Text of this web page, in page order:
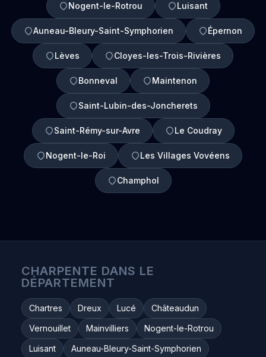
Nogent-le-Rotrou Luisant
Auneau-Bleury-Saint-Symphorien Épernon
Lèves Cloyes-les-Trois-Rivières
Bonneval Maintenon
Saint-Lubin-des-Joncherets
Saint-Rémy-sur-Avre Le Coudray
Nogent-le-Roi Les Villages Vovéens
Champhol
CHARPENTE DANS LE
DÉPARTEMENT
Chartres Dreux Lucé
Châteaudun
Vernouillet
Mainvilliers
Nogent-le-Rotrou
Luisant
Auneau-Bleury-Saint-Symphorien